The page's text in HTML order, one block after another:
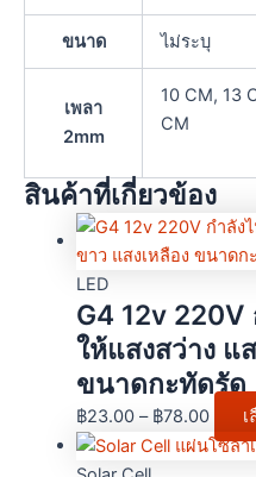
ขนาด ไม่ระบุ
เพลา
2mm
10 CM, 13
CM
สินค้าที่เกี่ยวข้อง
LED
G4 12v 220V
ให้แสงสว่าง แ
ขนาดกะทัดรัด
฿23.00 – ฿78.00